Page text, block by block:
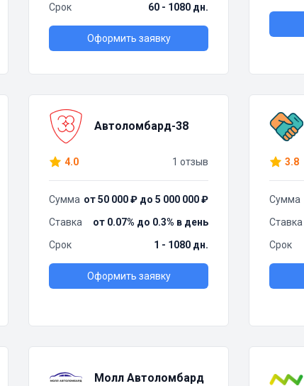
Срок
60 - 1080 дн.
Оформить заявку
Автоломбард-38
4.0 1 отзыв
Сумма от 50 000 ₽ до 5 000 000 ₽
Ставка
от 0.07% до 0.3% в день
Срок
1 - 1080 дн.
Оформить заявку
3.8
Сумма
Ставка
Срок
Молл Автоломбард